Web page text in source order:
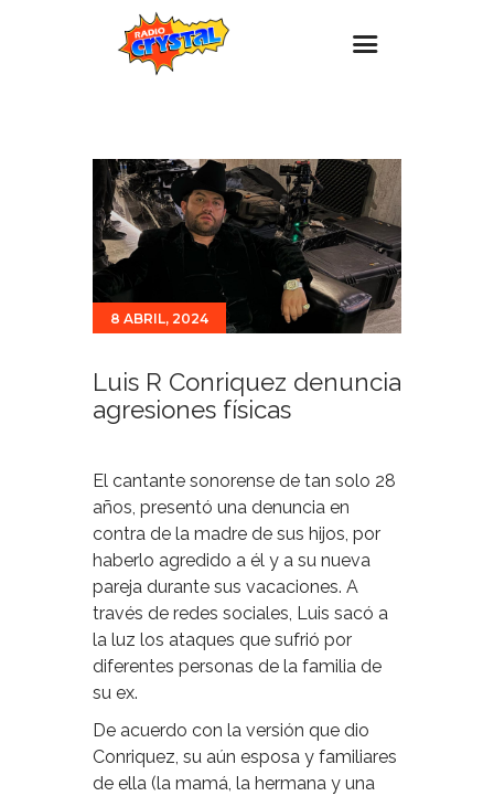
Estaciones
Eventos
Promociones
Para ti
8 ABRIL, 2024
Luis R Conriquez denuncia
agresiones físicas
El cantante sonorense de tan solo 28
años, presentó una denuncia en
contra de la madre de sus hijos, por
haberlo agredido a él y a su nueva
pareja durante sus vacaciones. A
través de redes sociales, Luis sacó a
la luz los ataques que sufrió por
diferentes personas de la familia de
su ex.
De acuerdo con la versión que dio
Conriquez, su aún esposa y familiares
de ella (la mamá, la hermana y una